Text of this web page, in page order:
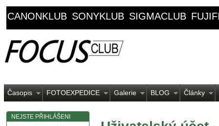
CANONKLUB SONYKLUB SIGMACLUB
Časopis FOTOEXPEDICE Galerie BLOG Články
NEJSTE PŘIHLÁŠENI